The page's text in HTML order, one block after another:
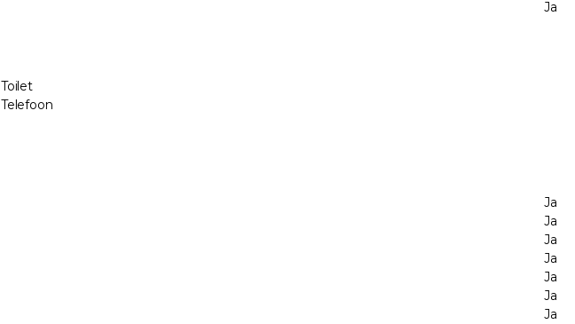
Ja
Toilet
Telefoon
Ja
Ja
Ja
Ja
Ja
Ja
Ja